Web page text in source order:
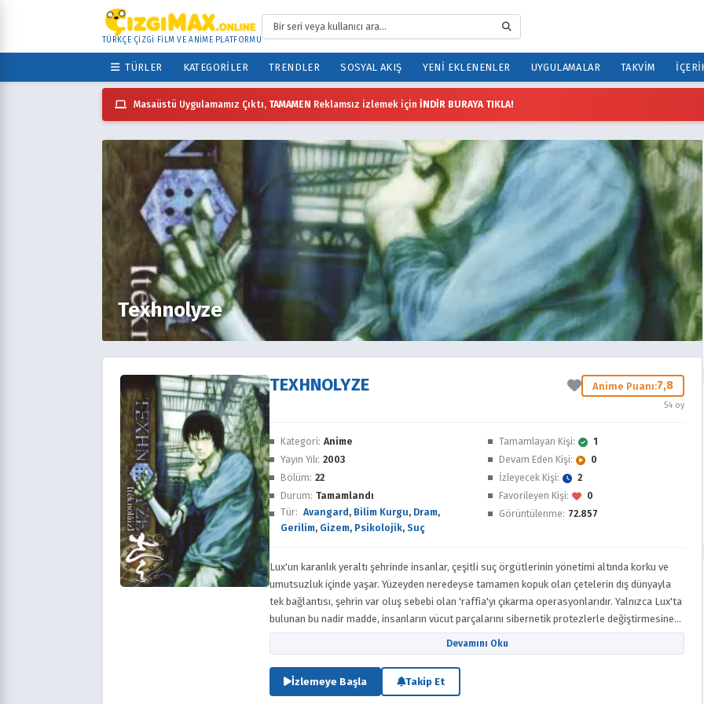
TÜRKÇE ÇİZGİ FİLM VE ANİME PLATFORMU
TÜRLER KATEGORILER TRENDLER SOSYAL AKIŞ YENI EKLENENLER UYGULAMALAR TAKVIM
Masaüstü Uygulamamız Çıktı, TAMAMEN Reklamsız izlemek için İNDİR BURAYA TIKLA!
Texhnolyze
TEXHNOLYZE Anime Puanı:7,8
54 oy
Kategori: Anime
Yayın Yılı: 2003
Bölüm: 22
Durum: Tamamlandı
Tür: Avangard, Bilim Kurgu, Dram,
Gerilim, Gizem, Psikolojik, Suç
Tamamlayan Kişi:
1
Devam Eden Kişi:
0
İzleyecek Kişi:
2
Favorileyen Kişi:
0
Görüntülenme: 72.857
Lux'un karanlık yeraltı şehrinde insanlar, çeşitli suç örgütlerinin yönetimi altında korku ve
umutsuzluk içinde yaşar. Yüzeyden neredeyse tamamen kopuk olan çetelerin dış dünyayla
tek bağlantısı, şehrin var oluş sebebi olan 'raffia'yı çıkarma operasyonlarıdır. Yalnızca Lux'ta
bulunan bu nadir madde, insanların vücut parçalarını sibernetik protezlerle değiştirmesine
izin veren 'texhnolyze' nakillerinin temelidir. Bu protezler, taşıyıcılarında bağışıklık tepkisi
tetiklemediği için ayrıcalıklıdır ve 'Class', bunlar üzerinde araştırma yapma imtiyazına
sahiptir. Aynı zamanda raffia üretiminden de sorumlu olan bu sırlı örgüt, yürütme yetkisini
Keigo Oonishi liderliğindeki Organo adlı gruba devreder; Oonishi, texhnolyze edilmiş
Devamını Oku
İzlemeye Başla Takip Et